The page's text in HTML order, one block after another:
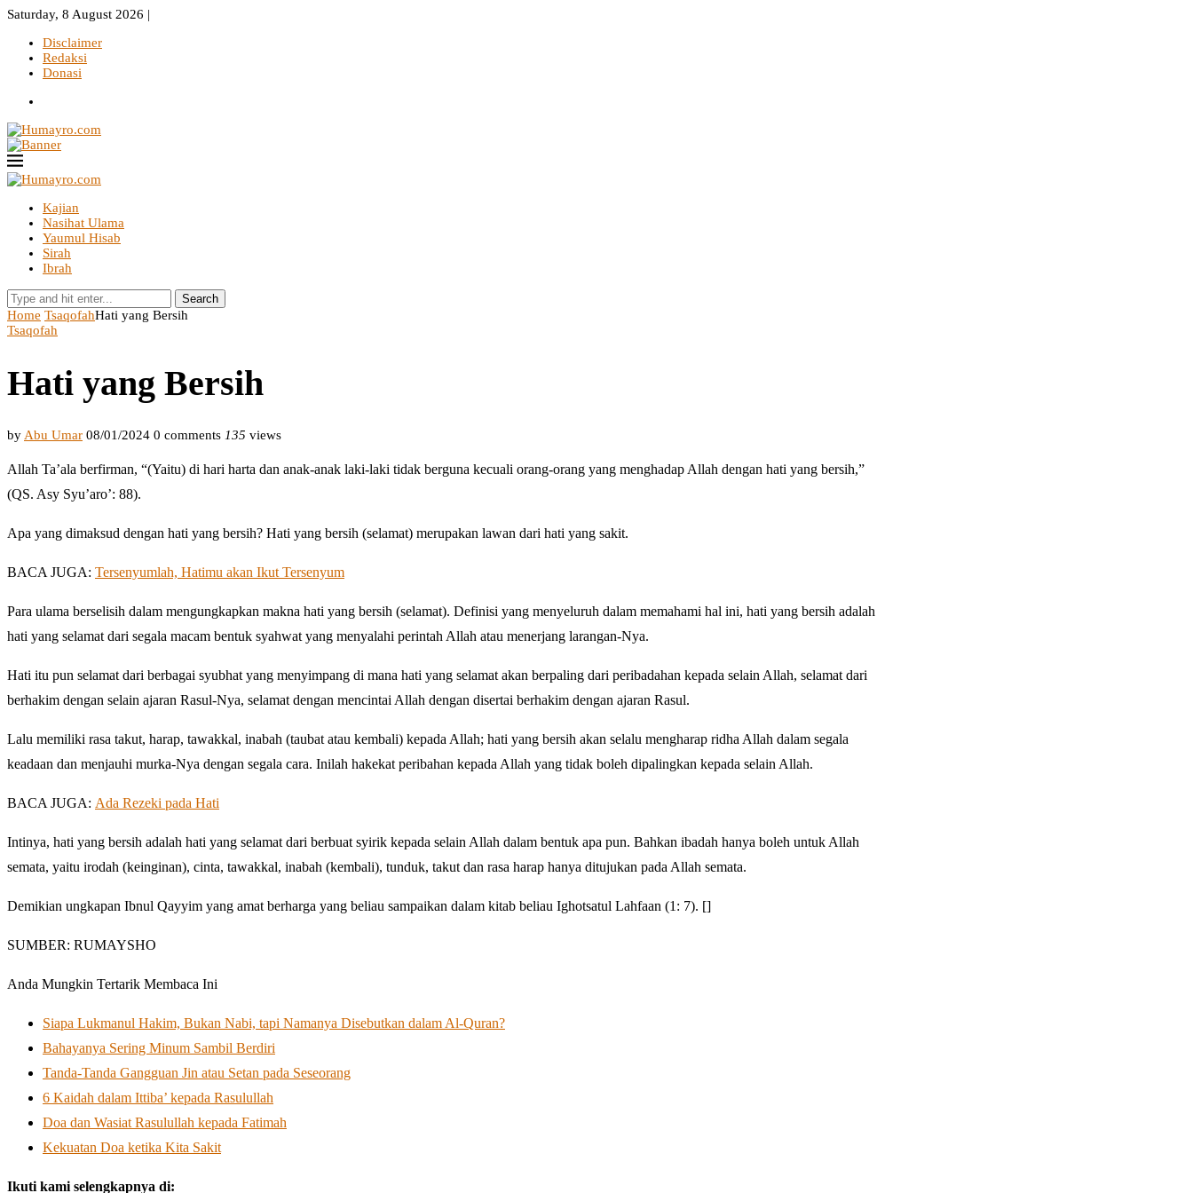
Saturday, 8 August 2026 |
Disclaimer
Redaksi
Donasi
Kajian
Nasihat Ulama
Yaumul Hisab
Sirah
Ibrah
Search
Home TsaqofahHati yang Bersih
Tsaqofah
Hati yang Bersih
by Abu Umar 08/01/2024 0 comments 135 views
Allah Ta’ala berfirman, “(Yaitu) di hari harta dan anak-anak laki-laki tidak berguna kecuali orang-orang yang menghadap Allah dengan hati yang bersih,”
(QS. Asy Syu’aro’: 88).
Apa yang dimaksud dengan hati yang bersih? Hati yang bersih (selamat) merupakan lawan dari hati yang sakit.
BACA JUGA: Tersenyumlah, Hatimu akan Ikut Tersenyum
Para ulama berselisih dalam mengungkapkan makna hati yang bersih (selamat). Definisi yang menyeluruh dalam memahami hal ini, hati yang bersih adalah
hati yang selamat dari segala macam bentuk syahwat yang menyalahi perintah Allah atau menerjang larangan-Nya.
Hati itu pun selamat dari berbagai syubhat yang menyimpang di mana hati yang selamat akan berpaling dari peribadahan kepada selain Allah, selamat dari
berhakim dengan selain ajaran Rasul-Nya, selamat dengan mencintai Allah dengan disertai berhakim dengan ajaran Rasul.
Lalu memiliki rasa takut, harap, tawakkal, inabah (taubat atau kembali) kepada Allah; hati yang bersih akan selalu mengharap ridha Allah dalam segala
keadaan dan menjauhi murka-Nya dengan segala cara. Inilah hakekat peribahan kepada Allah yang tidak boleh dipalingkan kepada selain Allah.
BACA JUGA: Ada Rezeki pada Hati
Intinya, hati yang bersih adalah hati yang selamat dari berbuat syirik kepada selain Allah dalam bentuk apa pun. Bahkan ibadah hanya boleh untuk Allah
semata, yaitu irodah (keinginan), cinta, tawakkal, inabah (kembali), tunduk, takut dan rasa harap hanya ditujukan pada Allah semata.
Demikian ungkapan Ibnul Qayyim yang amat berharga yang beliau sampaikan dalam kitab beliau Ighotsatul Lahfaan (1: 7). []
SUMBER: RUMAYSHO
Anda Mungkin Tertarik Membaca Ini
Siapa Lukmanul Hakim, Bukan Nabi, tapi Namanya Disebutkan dalam Al-Quran?
Bahayanya Sering Minum Sambil Berdiri
Tanda-Tanda Gangguan Jin atau Setan pada Seseorang
6 Kaidah dalam Ittiba’ kepada Rasulullah
Doa dan Wasiat Rasulullah kepada Fatimah
Kekuatan Doa ketika Kita Sakit
Ikuti kami selengkapnya di: